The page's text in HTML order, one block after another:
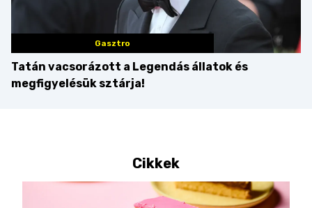
Gasztro
Tatán vacsorázott a Legendás állatok és
megfigyelésük sztárja!
Cikkek